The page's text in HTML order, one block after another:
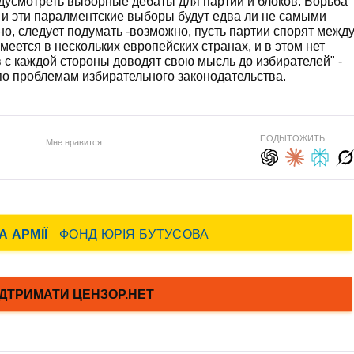
эти паралментские выборы будут едва ли не самыми
следует подумать -возможно, пусть партии спорят между
в нескольких европейских странах, и в этом нет
каждой стороны доводят свою мысль до избирателей" -
проблемам избирательного законодательства.
Мне нравится ПОДЫТОЖИТЬ: